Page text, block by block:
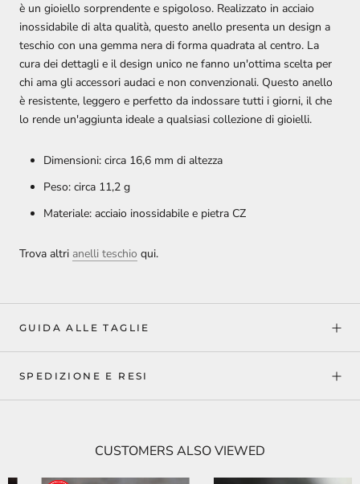
è un gioiello sorprendente e spigoloso. Realizzato in acciaio
inossidabile di alta qualità, questo anello presenta un design a
teschio con una gemma nera di forma quadrata al centro. La
cura dei dettagli e il design unico ne fanno un'ottima scelta per
chi ama gli accessori audaci e non convenzionali. Questo anello
è resistente, leggero e perfetto da indossare tutti i giorni, il che
lo rende un'aggiunta ideale a qualsiasi collezione di gioielli.
Dimensioni: circa 16,6 mm di altezza
Peso: circa 11,2 g
Materiale: acciaio inossidabile e pietra CZ
Trova altri anelli teschio qui.
GUIDA ALLE TAGLIE
SPEDIZIONE E RESI
CUSTOMERS ALSO VIEWED